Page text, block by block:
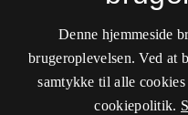
Denne hjemmeside
brugeroplevelsen. Ved at
samtykke til alle cookies
cookiepolitik.